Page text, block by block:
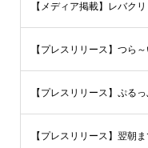
【メディア掲載】レバク